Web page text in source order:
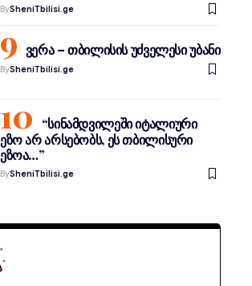
BySheniTbilisi.ge
ვერა – თბილისის უძველესი უბანი
BySheniTbilisi.ge
“სინამდვილეში იტალიური
ეზო არ არსებობს, ეს თბილისური
ეზოა…”
BySheniTbilisi.ge